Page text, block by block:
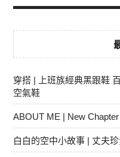
穿搭 | 上班族經典黑跟鞋
空氣鞋
ABOUT ME | New
白白的空中小故事 | 丈夫